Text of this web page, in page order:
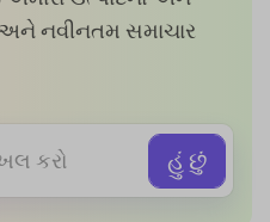
નવીનતમ સમાચાર